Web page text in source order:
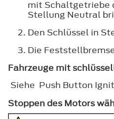
mit Schaltgetriebe
Stellung Neutral
Den Schlüssel in
Die
Fahrzeuge mit
Siehe Push Button
Stoppen des Motors